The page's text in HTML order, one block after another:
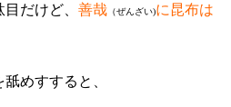
だけど、 善哉 （ぜんざい)に昆布は
めすすると、